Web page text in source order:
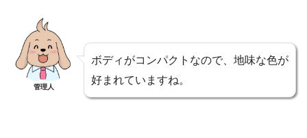
管理人
ボディがコンパクトなので、地味な色が
好まれていますね。